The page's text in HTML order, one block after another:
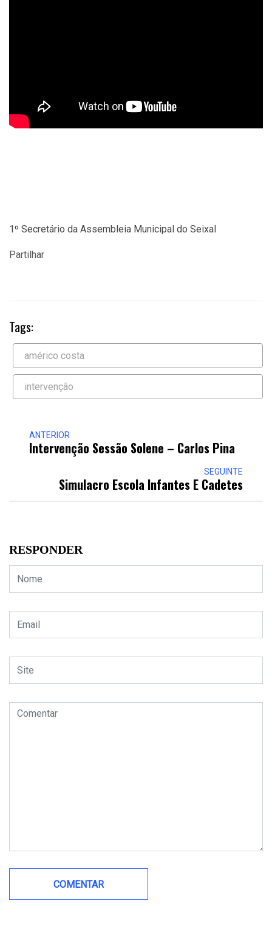
1º Secretário da Assembleia Municipal do Seixal
Partilhar
Tags:
américo costa
intervenção
ANTERIOR
Intervenção Sessão Solene – Carlos Pina
SEGUINTE
Simulacro Escola Infantes E Cadetes
RESPONDER